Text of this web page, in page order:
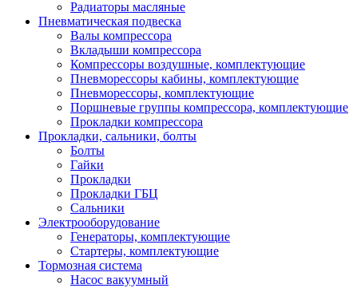
Радиаторы масляные
Пневматическая подвеска
Валы компрессора
Вкладыши компрессора
Компрессоры воздушные, комплектующие
Пневморессоры кабины, комплектующие
Пневморессоры, комплектующие
Поршневые группы компрессора, комплектующие
Прокладки компрессора
Прокладки, сальники, болты
Болты
Гайки
Прокладки
Прокладки ГБЦ
Сальники
Электрооборудование
Генераторы, комплектующие
Стартеры, комплектующие
Тормозная система
Насос вакуумный